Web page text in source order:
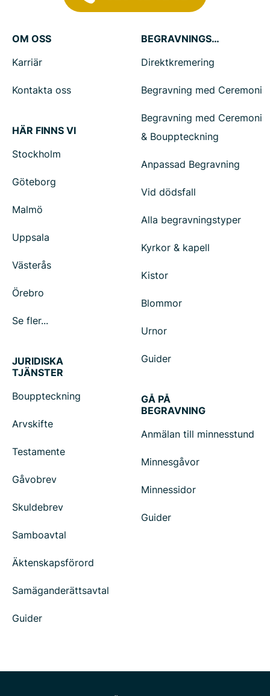
OM OSS
Karriär
Kontakta oss
HÄR FINNS VI
Stockholm
Göteborg
Malmö
Uppsala
Västerås
Örebro
Se fler...
BEGRAVNINGSTJÄNSTER
Direktkremering
Begravning med Ceremoni
Begravning med Ceremoni
& Bouppteckning
Anpassad Begravning
Vid dödsfall
Alla begravningstyper
Kyrkor & kapell
Kistor
Blommor
Urnor
Guider
JURIDISKA
TJÄNSTER
Bouppteckning
Arvskifte
Testamente
Gåvobrev
Skuldebrev
Samboavtal
Äktenskapsförord
Samäganderättsavtal
Guider
GÅ PÅ
BEGRAVNING
Anmälan till minnesstund
Minnesgåvor
Minnessidor
Guider